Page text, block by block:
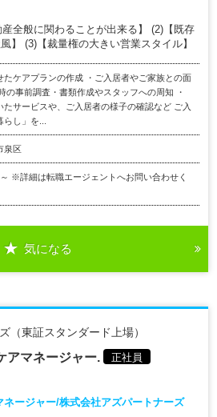
全般に関わることが出来る】 (2)【既存
】 (3)【裁量権の大きい営業スタイル】
たケアプランの作成 ・ご入居者やご家族との面
の事前調査・書類作成やスタッフへの周知 ・
たサービスや、ご入居者の様子の確認など ご入
し」を...
泉区
※詳細は転職エージェントへお問い合わせく
気になる
（東証スタンダード上場）
アマネージャー. 正社員
ージャー/株式会社アズパートナーズ